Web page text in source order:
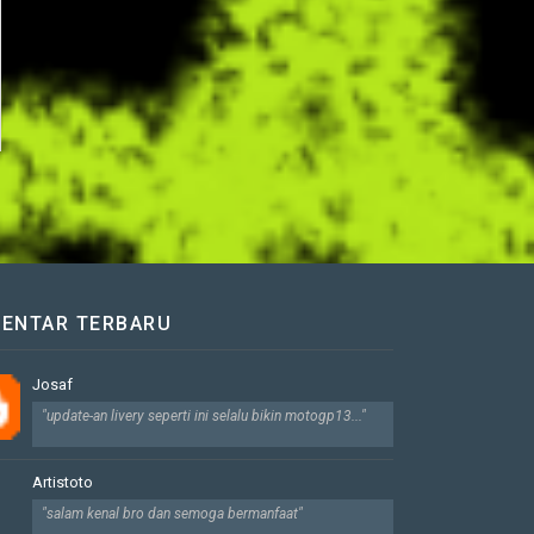
TERBARU
Josaf
"update-an livery seperti ini selalu bikin motogp13..."
Artistoto
"salam kenal bro dan semoga bermanfaat"